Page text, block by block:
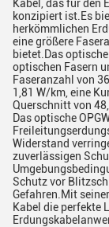
Kabel, das für den
konzipiert ist.Es
herkömmlichen
eine größere
bietet.Das
optischen Fasern
Faseranzahl von
1,81 W/km, eine
Querschnitt von
Das optische
Widerstand
zuverlässigen
Schutz vor
Gefahren.Mit
Kabel die perfekte